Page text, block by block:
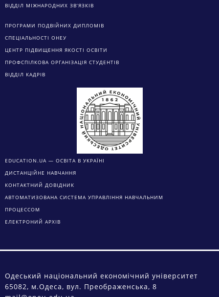
ВІДДІЛ МІЖНАРОДНИХ ЗВ’ЯЗКІВ
ПРОГРАМИ ПОДВІЙНИХ ДИПЛОМІВ
СПЕЦІАЛЬНОСТІ ОНЕУ
ЦЕНТР ПІДВИЩЕННЯ ЯКОСТІ ОСВІТИ
ПРОФСПІЛКОВА ОРГАНІЗАЦІЯ СТУДЕНТІВ
ВІДДІЛ КАДРІВ
EDUCATION.UA — ОСВІТА В УКРАЇНІ
ДИСТАНЦІЙНЕ НАВЧАННЯ
КОНТАКТНИЙ ДОВІДНИК
АВТОМАТИЗОВАНА СИСТЕМА УПРАВЛІННЯ НАВЧАЛЬНИМ
ПРОЦЕССОМ
ЕЛЕКТРОНИЙ АРХІВ
Одеський національний економічний університет
65082, м.Одеса, вул. Преображенська, 8